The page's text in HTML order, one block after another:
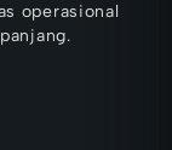
operasional